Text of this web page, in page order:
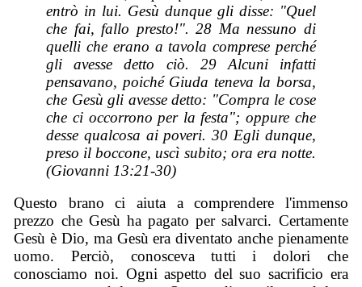
entrò in lui. Gesù dunque gli disse: "Quel
che fai, fallo presto!". 28 Ma nessuno di
quelli che erano a tavola comprese perché
gli avesse detto ciò. 29 Alcuni infatti
pensavano, poiché Giuda teneva la borsa,
che Gesù gli avesse detto: "Compra le cose
che ci occorrono per la festa"; oppure che
desse qualcosa ai poveri. 30 Egli dunque,
preso il boccone, uscì subito; ora era notte.
(Giovanni 13:21-30)
Questo brano ci aiuta a comprendere l'immenso
prezzo che Gesù ha pagato per salvarci. Certamente
Gesù è Dio, ma Gesù era diventato anche pienamente
uomo. Perciò, conosceva tutti i dolori che
conosciamo noi. Ogni aspetto del suo sacrificio era